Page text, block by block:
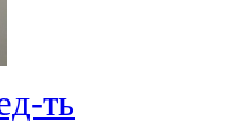
ть